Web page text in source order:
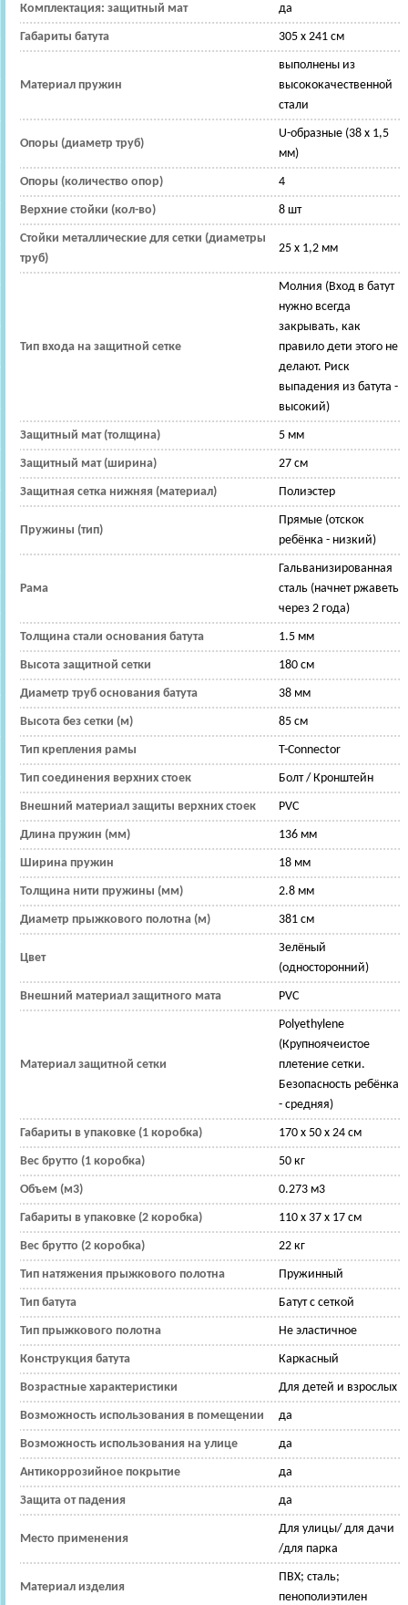
Комплектация: защитный мат да
Габариты батута 305 x 241 см
Материал пружин
выполнены из
высококачественной
стали
Опоры (диаметр труб)
U-образные (38 х 1,5
мм)
Опоры (количество опор) 4
Верхние стойки (кол-во) 8 шт
Стойки металлические для сетки (диаметры
труб)
25 х 1,2 мм
Тип входа на защитной сетке
Молния (Вход в батут
нужно всегда
закрывать, как
правило дети этого не
делают. Риск
выпадения из батута -
высокий)
Защитный мат (толщина) 5 мм
Защитный мат (ширина) 27 см
Защитная сетка нижняя (материал) Полиэстер
Пружины (тип)
Прямые (отскок
ребёнка - низкий)
Рама
Гальванизированная
сталь (начнет ржаветь
через 2 года)
Толщина стали основания батута 1.5 мм
Высота защитной сетки 180 см
Диаметр труб основания батута 38 мм
Высота без сетки (м) 85 см
Тип крепления рамы T-Connector
Тип соединения верхних стоек Болт / Кронштейн
Внешний материал защиты верхних стоек PVC
Длина пружин (мм) 136 мм
Ширина пружин 18 мм
Толщина нити пружины (мм) 2.8 мм
Диаметр прыжкового полотна (м) 381 см
Цвет
Зелёный
(односторонний)
Внешний материал защитного мата PVC
Материал защитной сетки
Polyethylene
(Крупноячеистое
плетение сетки.
Безопасность ребёнка
- средняя)
Габариты в упаковке (1 коробка) 170 х 50 х 24 см
Вес брутто (1 коробка) 50 кг
Объем (м3) 0.273 м3
Габариты в упаковке (2 коробка) 110 х 37 х 17 см
Вес брутто (2 коробка) 22 кг
Тип натяжения прыжкового полотна Пружинный
Тип батута Батут с сеткой
Тип прыжкового полотна Не эластичное
Конструкция батута Каркасный
Возрастные характеристики Для детей и взрослых
Возможность использования в помещении да
Возможность использования на улице да
Антикоррозийное покрытие да
Защита от падения да
Место применения
Для улицы/ для дачи
/для парка
Материал изделия
ПВХ; сталь;
пенополиэтилен